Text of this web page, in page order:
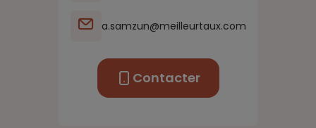
a.samzun@meilleurtaux.com
Contacter